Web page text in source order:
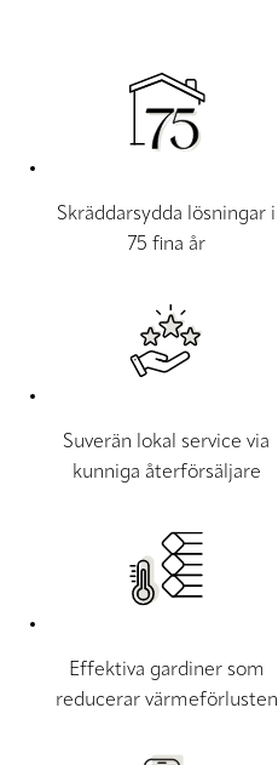
Skräddarsydda lösningar i
75 fina år
Suverän lokal service via
kunniga återförsäljare
Effektiva gardiner som
reducerar värmeförlusten